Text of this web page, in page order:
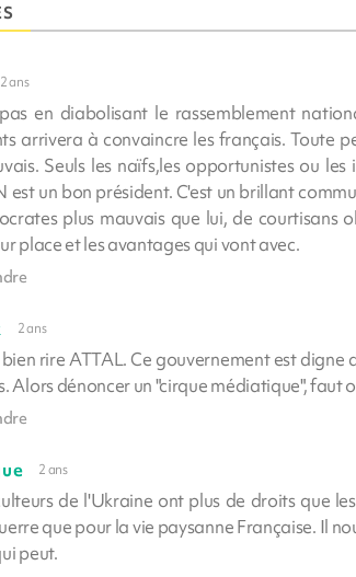
2 ans
en diabolisant le rassemblement
arrivera à convaincre les français. Toute
Seuls les naïfs,les opportunistes ou
est un bon président. C'est un brillant
plus mauvais que lui, de courtisans
place et les avantages qui vont avec.
2 ans
rire ATTAL. Ce gouvernement est digne
Alors dénoncer un "cirque médiatique", faut
2 ans
de l'Ukraine ont plus de droits que
que pour la vie paysanne Française. Il
peut.